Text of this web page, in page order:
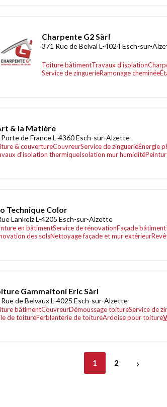
Charpente G2 Sàrl
371 Rue de Belval L-4024 Esch-sur-
Toiture bâtimentTravaux d'isolation
Service de zinguerieRamonage cheminée
& la Matière
de France L-4360 Esch-sur-Alzette
& couvertureCouvreurService de zinguerieÉnergie
d'isolation thermiqueIsolation mur humidité
Technique Color
Lankelz L-4205 Esch-sur-Alzette
en bâtimentService de rénovationFaçade bâtiment
des solsNettoyage façade et mur extérieur
Gammaitoni Eric Sàrl
Rue de Belvaux L-4025 Esch-sur-Alzette
bâtimentCouvreurDémoussage toitureService de
de toitureFerblanterie de toitureArdoise pour toiture
1 2 ›